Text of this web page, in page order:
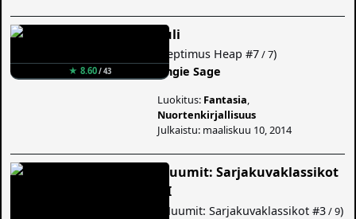
★ 8.60/ 43
Tuli
Septimus Heap #7/ 7)
Angie Sage
Luokitus: Fantasia
Nuortenkirjallisuus
Julkaistu: maaliskuu 10, 2014
Muumit: Sarjakuvaklassikot
III
Muumit: Sarjakuvaklassikot #3/ 9)